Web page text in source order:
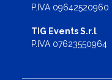
P.IVA 09642520960
TIG Events S.r.l
P.IVA 07623550964